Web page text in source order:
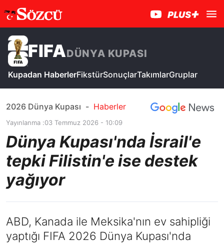
FIFADÜNYA KUPASI
Kupadan HaberlerFikstürSonuçlarTakımlarGruplar
2026 Dünya Kupası - Haberler
Yayınlanma :03 Temmuz 2026 - 10:09
Dünya Kupası'nda İsrail'e
tepki Filistin'e ise destek
yağıyor
ABD, Kanada ile Meksika'nın ev sahipliği
yaptığı FIFA 2026 Dünya Kupası'nda